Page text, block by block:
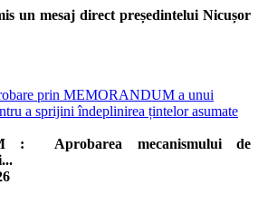
un mesaj direct președintelui Nicușor
prin MEMORANDUM a unui
a sprijini îndeplinirea țintelor asumate
: Aprobarea mecanismului de